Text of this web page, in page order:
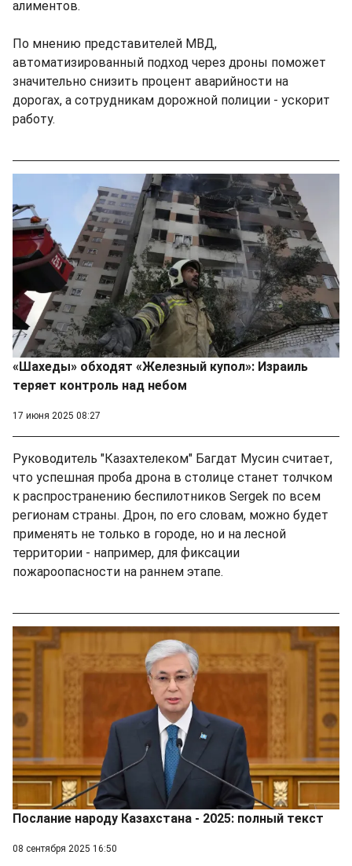
алиментов.
По мнению представителей МВД,
автоматизированный подход через дроны поможет
значительно снизить процент аварийности на
дорогах, а сотрудникам дорожной полиции - ускорит
работу.
«Шахеды» обходят «Железный купол»: Израиль
теряет контроль над небом
17 июня 2025 08:27
Руководитель "Казахтелеком" Багдат Мусин считает,
что успешная проба дрона в столице станет толчком
к распространению беспилотников Sergek по всем
регионам страны. Дрон, по его словам, можно будет
применять не только в городе, но и на лесной
территории - например, для фиксации
пожароопасности на раннем этапе.
Послание народу Казахстана - 2025: полный текст
08 сентября 2025 16:50